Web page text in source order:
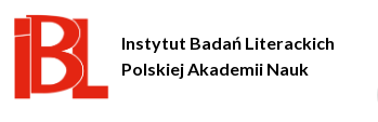
Instytut Badań Literackich
Polskiej Akademii Nauk
Instytut Badań Literackich Polskiej Akademii Nauk